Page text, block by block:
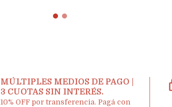
MÚLTIPLES MEDIOS DE PAGO |
3 CUOTAS SIN INTERÉS.
10% OFF por transferencia. Pagá con